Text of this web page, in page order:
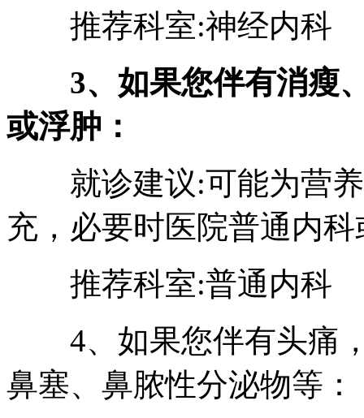
推荐科室:神经内科
3、如果您伴有消瘦
或浮肿：
就诊建议:可能为营养
充，必要时医院普通内
推荐科室:普通内科
4、如果您伴有头痛，
鼻塞、鼻脓性分泌物等：